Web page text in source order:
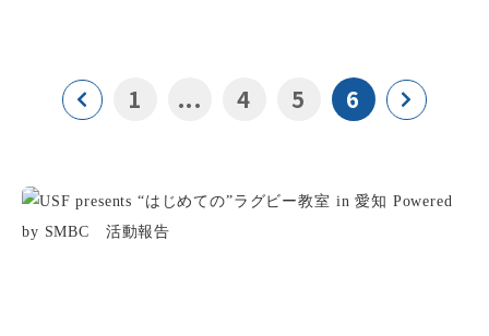
1 ... 4 5 6